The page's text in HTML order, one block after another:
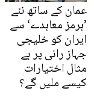
عمان کے ساتھ نئے
’ہرمز معاہدے‘ سے
ایران کو خلیجی
جہاز رانی پر بے
مثال اختیارات
کیسے ملیں گے؟